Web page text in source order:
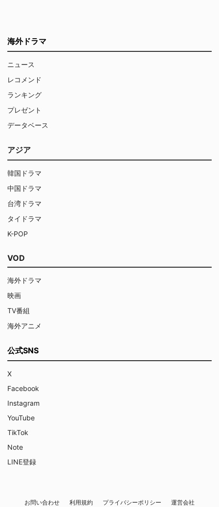
海外ドラマ
ニュース
レコメンド
ランキング
プレゼント
データベース
アジア
韓国ドラマ
中国ドラマ
台湾ドラマ
タイドラマ
K-POP
VOD
海外ドラマ
映画
TV番組
海外アニメ
公式SNS
X
Facebook
Instagram
YouTube
TikTok
Note
LINE登録
お問い合わせ 利用規約 プライバシーポリシー 運営会社